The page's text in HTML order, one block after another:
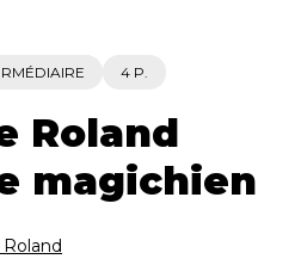
4 P.
Roland
magichien